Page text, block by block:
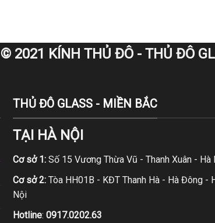
© 2021 KÍNH THỦ ĐÔ - THỦ ĐÔ
THỦ ĐÔ GLASS - MIỀN BẮC
TẠI HÀ NỘI
Cơ sở 1:Số 15 Vương Thừa Vũ - Thanh Xuân - Hà
Cơ sở 2:Tòa HH01B - KĐT Thanh Hà - Hà Đông -
Nội
Hotline: 0917.0202.63